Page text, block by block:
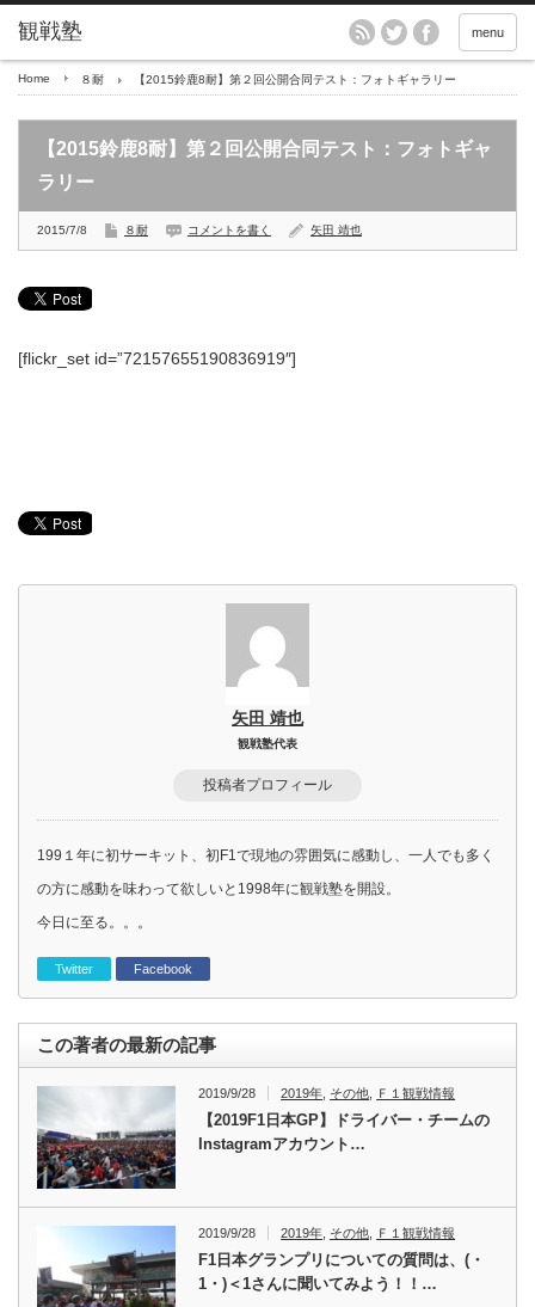
menu
Home ８耐 【2015鈴鹿8耐】第２回公開合同テスト：フォトギャラリー
【2015鈴鹿8耐】第２回公開合同テスト：フォトギャ
ラリー
2015/7/8 ８耐 コメントを書く 矢田 靖也
[flickr_set id=”72157655190836919″]
矢田 靖也
観戦塾代表
投稿者プロフィール
199１年に初サーキット、初F1で現地の雰囲気に感動し、一人でも多く
の方に感動を味わって欲しいと1998年に観戦塾を開設。
今日に至る。。。
Twitter Facebook
この著者の最新の記事
2019/9/28 2019年 その他 Ｆ１観戦情報
【2019F1日本GP】ドライバー・チームの
Instagramアカウント…
2019/9/28 2019年, その他, Ｆ１観戦情報
F1日本グランプリについての質問は、(・
1・)＜1さんに聞いてみよう！！…